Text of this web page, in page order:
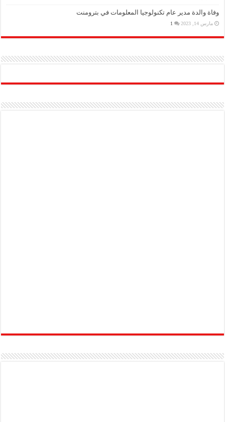
وفاة والدة مدير عام تكنولوجيا المعلومات في بترومنت
مارس 14, 2023 1